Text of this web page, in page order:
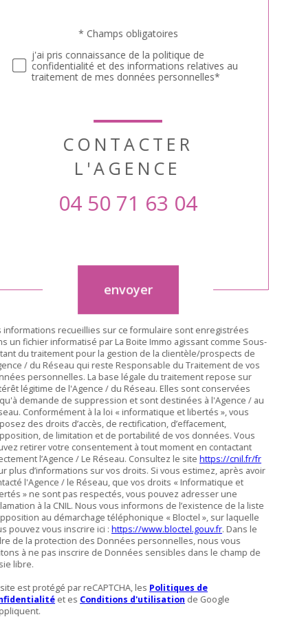
Validation* Champs obligatoires
j'ai pris connaissance de la politique de
confidentialité et des informations relatives au
traitement de mes données personnelles*
CONTACTER
L'AGENCE
04 50 71 63 04
envoyer
informations recueillies sur ce formulaire sont enregistrées
un fichier informatisé par La Boite Immo agissant comme Sous-
du traitement pour la gestion de la clientèle/prospects de
/ du Réseau qui reste Responsable du Traitement de vos
personnelles. La base légale du traitement repose sur
légitime de l'Agence / du Réseau. Elles sont conservées
demande de suppression et sont destinées à l'Agence / au
Conformément à la loi « informatique et libertés », vous
des droits d’accès, de rectification, d’effacement,
de limitation et de portabilité de vos données. Vous
retirer votre consentement à tout moment en contactant
l’Agence / Le Réseau. Consultez le site https://cnil.fr/fr
plus d’informations sur vos droits. Si vous estimez, après avoir
l'Agence / le Réseau, que vos droits « Informatique et
» ne sont pas respectés, vous pouvez adresser une
à la CNIL. Nous vous informons de l’existence de la liste
au démarchage téléphonique « Bloctel », sur laquelle
pouvez vous inscrire ici : https://www.bloctel.gouv.fr. Dans le
de la protection des Données personnelles, nous vous
à ne pas inscrire de Données sensibles dans le champ de
libre.
est protégé par reCAPTCHA, les Politiques de
et es Conditions d'utilisation de Google